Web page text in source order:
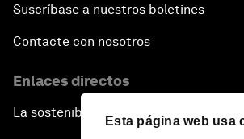
Esta página web usa
Suscríbase a nuestros boletines
Contacte con nosotros
Enlaces directos
La sostenibilidad en el Foro